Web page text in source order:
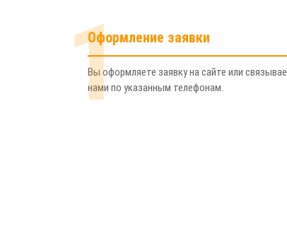
1
Оформление заявки
Вы оформляете заявку на сайте или
нами по указанным телефонам.